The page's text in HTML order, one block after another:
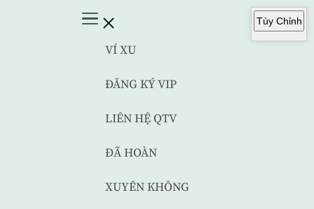
VÍ XU
ĐĂNG KÝ VIP
LIÊN HỆ QTV
ĐÃ HOÀN
XUYÊN KHÔNG
Tùy Chỉnh